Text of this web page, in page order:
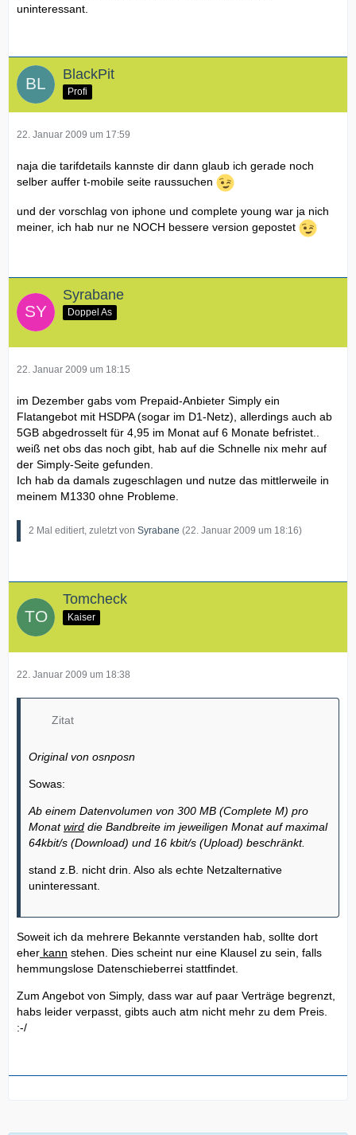
uninteressant.
BlackPit
Profi
22. Januar 2009 um 17:59
naja die tarifdetails kannste dir dann glaub ich gerade noch
selber auffer t-mobile seite raussuchen
und der vorschlag von iphone und complete young war ja nich
meiner, ich hab nur ne NOCH bessere version gepostet
Syrabane
Doppel As
22. Januar 2009 um 18:15
im Dezember gabs vom Prepaid-Anbieter Simply ein
Flatangebot mit HSDPA (sogar im D1-Netz), allerdings auch ab
5GB abgedrosselt für 4,95 im Monat auf 6 Monate befristet..
weiß net obs das noch gibt, hab auf die Schnelle nix mehr auf
der Simply-Seite gefunden.
Ich hab da damals zugeschlagen und nutze das mittlerweile in
meinem M1330 ohne Probleme.
2 Mal editiert, zuletzt von Syrabane (22. Januar 2009 um 18:16)
Tomcheck
Kaiser
22. Januar 2009 um 18:38
Zitat
Original von osnposn
Sowas:
Ab einem Datenvolumen von 300 MB (Complete M) pro
Monatwird die Bandbreite im jeweiligen Monat auf maximal
64kbit/s (Download) und 16 kbit/s (Upload) beschränkt.
stand z.B. nicht drin. Also als echte Netzalternative
uninteressant.
Soweit ich da mehrere Bekannte verstanden hab, sollte dort
eher kann stehen. Dies scheint nur eine Klausel zu sein, falls
hemmungslose Datenschieberrei stattfindet.
Zum Angebot von Simply, dass war auf paar Verträge begrenzt,
habs leider verpasst, gibts auch atm nicht mehr zu dem Preis.
:-/